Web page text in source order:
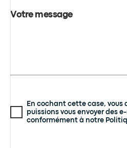
Votre message
En cochant cette case, vous
puissions vous envoyer des
conformément à notre